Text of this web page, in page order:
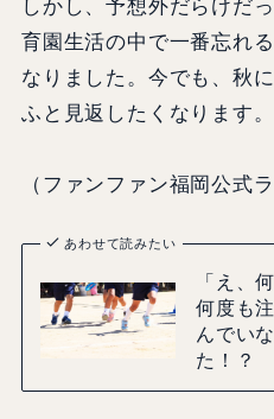
しかし、予想外だらけだ
育園生活の中で一番忘れ
なりました。今でも、秋
ふと見返したくなります。
（ファンファン福岡公式
あわせて読みたい
「え、
何度も
んでい
た！？